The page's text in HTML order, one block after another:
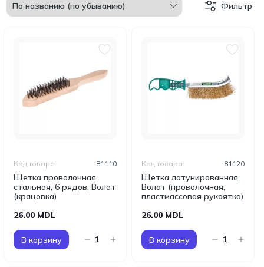
Фильтр
Щетка проволочная
стальная, 6 рядов, Волат
(крацовка)
Код товара: 81110
26.00 MDL
В корзину
Щетка латунированная,
Волат (проволочная,
пластмассовая рукоятка)
Код товара: 81120
26.00 MDL
В корзину